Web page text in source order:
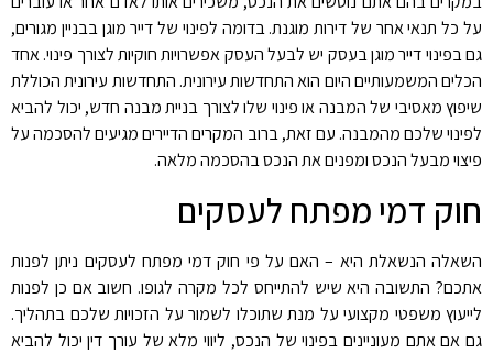
על כל תנאי אחר של דירות מוגנת. בדומה לפינוי של דייר מוגן בבניין מגורים,
גם בפינוי דייר מוגן בעסק יש לבעל העסק אפשרויות חוקיות לצורך פינוי. אחד
הכלים המשמעותיים היום הוא התחדשות עירונית. התחדשות עירונית הכוללת
שיפוץ מאסיבי של המבנה או פינוי שלו לצורך בניית מבנה חדש, יכול להביא
לפינוי שלכם מהמבנה. עם זאת, ברוב המקרים הדיירים מגיעים להסכמה על
פיצוי מבעל הנכס ומפנים את הנכס בהסכמה מלאה.
חוק דמי מפתח לעסקים
השאלה הנשאלת היא – האם על פי חוק דמי מפתח לעסקים ניתן לפנות
אתכם? התשובה היא שיש להתייחס לכל מקרה לגופו. חשוב אם כן לפנות
לייעוץ משפטי מקצועי על מנת שתוכלו לשמור על הזכויות שלכם בתהליך.
גם אם אתם מעוניינים בפינוי של הנכס, ליווי מלא של עורך דין יכול להביא